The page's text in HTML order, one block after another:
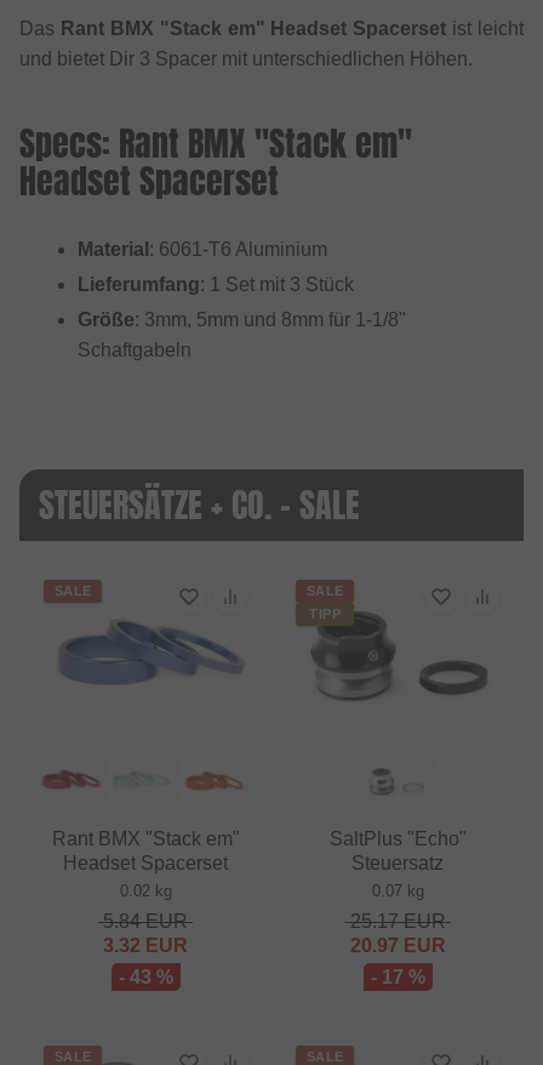
Das Rant BMX "Stack em" Headset Spacerset ist leicht
und bietet Dir 3 Spacer mit unterschiedlichen Höhen.
Specs: Rant BMX "Stack em"
Headset Spacerset
Material : 6061-T6 Aluminium
Lieferumfang: 1 Set mit 3 Stück
Größe: 3mm, 5mm und 8mm für 1-1/8"
Schaftgabeln
STEUERSÄTZE + CO. - SALE
SALE
Rant BMX "Stack em"
Headset Spacerset
0.02 kg
5.84EUR
3.32 EUR
- 43 %
SALE
TIPP
SaltPlus "Echo"
Steuersatz
0.07 kg
25.17EUR
20.97 EUR
- 17 %
SALE
SALE